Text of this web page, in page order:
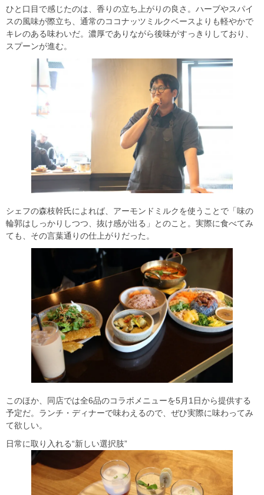
ひと口目で感じたのは、香りの立ち上がりの良さ。ハーブやスパイ
スの風味が際立ち、通常のココナッツミルクベースよりも軽やかで
キレのある味わいだ。濃厚でありながら後味がすっきりしており、
スプーンが進む。
シェフの森枝幹氏によれば、アーモンドミルクを使うことで「味の
輪郭はしっかりしつつ、抜け感が出る」とのこと。実際に食べてみ
ても、その言葉通りの仕上がりだった。
このほか、同店では全6品のコラボメニューを5月1日から提供する
予定だ。ランチ・ディナーで味わえるので、ぜひ実際に味わってみ
て欲しい。
日常に取り入れる“新しい選択肢”